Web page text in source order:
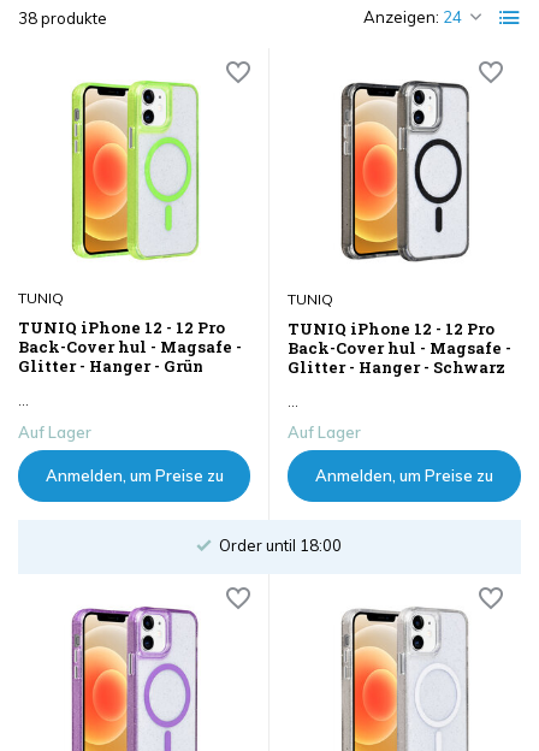
38 produkte Anzeigen:
TUNIQ
TUNIQ iPhone 12 - 12 Pro
Back-Cover hul - Magsafe -
Glitter - Hanger - Grün
Auf Lager
Anmelden, um Preise zu
TUNIQ
TUNIQ iPhone 12 - 12 Pro
Back-Cover hul - Magsafe -
Glitter - Hanger - Schwarz
Auf Lager
Anmelden, um Preise zu
Order until 18:00